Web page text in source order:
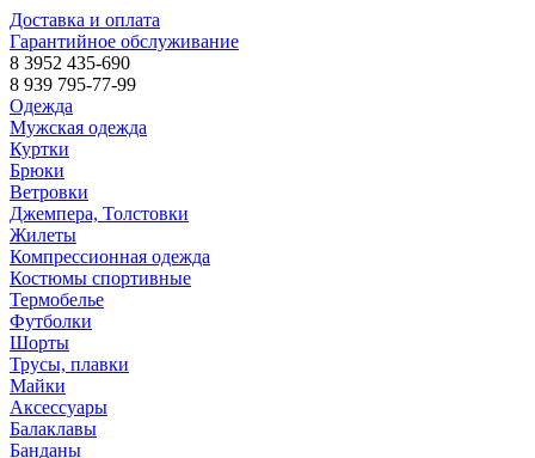
Доставка и оплата
Гарантийное обслуживание
8 3952 435-690
8 939 795-77-99
Одежда
Мужская одежда
Куртки
Брюки
Ветровки
Джемпера, Толстовки
Жилеты
Компрессионная одежда
Костюмы спортивные
Термобелье
Футболки
Шорты
Трусы, плавки
Майки
Аксессуары
Балаклавы
Банданы